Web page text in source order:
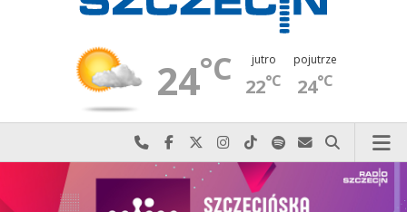
24°C jutro
22°C
pojutrze
24°C
Najlepiej po prostu do nas zadzwoń
Odwiedź nas na Facebook-u
Odwiedź nas na X
Odwiedź nas na Instagram-ie
Odwiedź nas na TikTok-u
Szukaj nas na Spotify
Wyślij do nas
Szukaj